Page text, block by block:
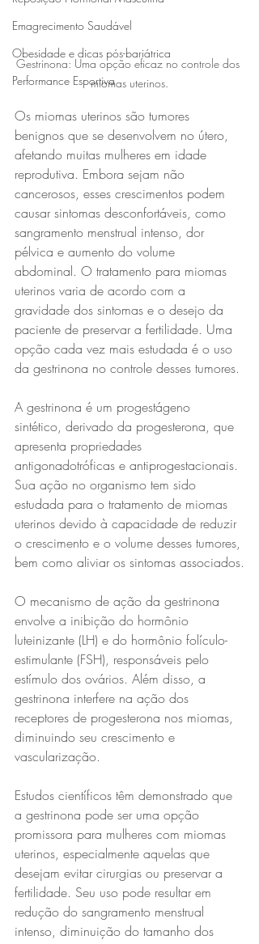
Emagrecimento Saudável
Obesidade e dicas pós-bariátrica
Performance Esportiva
Gestrinona: Uma opção eficaz no controle dos
miomas uterinos.
Os miomas uterinos são tumores
benignos que se desenvolvem no útero,
afetando muitas mulheres em idade
reprodutiva. Embora sejam não
cancerosos, esses crescimentos podem
causar sintomas desconfortáveis, como
sangramento menstrual intenso, dor
pélvica e aumento do volume
abdominal. O tratamento para miomas
uterinos varia de acordo com a
gravidade dos sintomas e o desejo da
paciente de preservar a fertilidade. Uma
opção cada vez mais estudada é o uso
da gestrinona no controle desses tumores.
A gestrinona é um progestágeno
sintético, derivado da progesterona, que
apresenta propriedades
antigonadotróficas e antiprogestacionais.
Sua ação no organismo tem sido
estudada para o tratamento de miomas
uterinos devido à capacidade de reduzir
o crescimento e o volume desses tumores,
bem como aliviar os sintomas associados.
O mecanismo de ação da gestrinona
envolve a inibição do hormônio
luteinizante (LH) e do hormônio folículo-
estimulante (FSH), responsáveis pelo
estímulo dos ovários. Além disso, a
gestrinona interfere na ação dos
receptores de progesterona nos miomas,
diminuindo seu crescimento e
vascularização.
Estudos científicos têm demonstrado que
a gestrinona pode ser uma opção
promissora para mulheres com miomas
uterinos, especialmente aquelas que
desejam evitar cirurgias ou preservar a
fertilidade. Seu uso pode resultar em
redução do sangramento menstrual
intenso, diminuição do tamanho dos